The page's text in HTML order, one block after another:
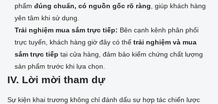
phẩm đúng chuẩn, có nguồn gốc rõ ràng, giúp khách hàng
yên tâm khi sử dụng.
Trải nghiệm mua sắm trực tiếp: Bên cạnh kênh phân phối
trực tuyến, khách hàng giờ đây có thể trải nghiệm và mua
sắm trực tiếp tại cửa hàng, đảm bảo kiểm chứng chất lượng
sản phẩm trước khi lựa chọn.
IV. Lời mời tham dự
Sự kiện khai trương không chỉ đánh dấu sự hợp tác chiến lược